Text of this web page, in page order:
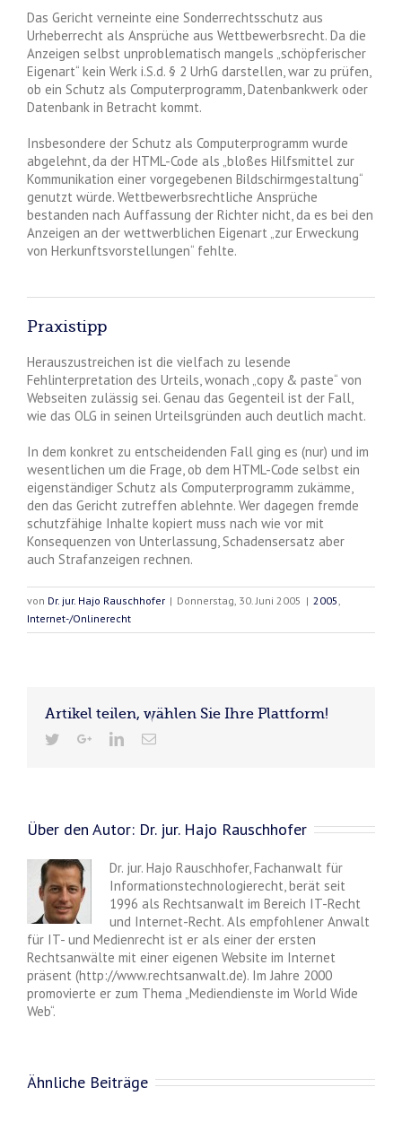
Das Gericht verneinte eine Sonderrechtsschutz aus
Urheberrecht als Ansprüche aus Wettbewerbsrecht. Da die
Anzeigen selbst unproblematisch mangels „schöpferischer
Eigenart“ kein Werk i.S.d. § 2 UrhG darstellen, war zu prüfen,
ob ein Schutz als Computerprogramm, Datenbankwerk oder
Datenbank in Betracht kommt.
Insbesondere der Schutz als Computerprogramm wurde
abgelehnt, da der HTML-Code als „bloßes Hilfsmittel zur
Kommunikation einer vorgegebenen Bildschirmgestaltung“
genutzt würde. Wettbewerbsrechtliche Ansprüche
bestanden nach Auffassung der Richter nicht, da es bei den
Anzeigen an der wettwerblichen Eigenart „zur Erweckung
von Herkunftsvorstellungen“ fehlte.
Praxistipp
Herauszustreichen ist die vielfach zu lesende
Fehlinterpretation des Urteils, wonach „copy & paste“ von
Webseiten zulässig sei. Genau das Gegenteil ist der Fall,
wie das OLG in seinen Urteilsgründen auch deutlich macht.
In dem konkret zu entscheidenden Fall ging es (nur) und im
wesentlichen um die Frage, ob dem HTML-Code selbst ein
eigenständiger Schutz als Computerprogramm zukämme,
den das Gericht zutreffen ablehnte. Wer dagegen fremde
schutzfähige Inhalte kopiert muss nach wie vor mit
Konsequenzen von Unterlassung, Schadensersatz aber
auch Strafanzeigen rechnen.
von Dr. jur. Hajo Rauschhofer | Donnerstag, 30. Juni 2005 | 2005
Internet-/Onlinerecht
Artikel teilen, wählen Sie Ihre Plattform!
Über den Autor: Dr. jur. Hajo Rauschhofer
Dr. jur. Hajo Rauschhofer, Fachanwalt für
Informationstechnologierecht, berät seit
1996 als Rechtsanwalt im Bereich IT-Recht
und Internet-Recht. Als empfohlener Anwalt
für IT- und Medienrecht ist er als einer der ersten
Rechtsanwälte mit einer eigenen Website im Internet
präsent (http://www.rechtsanwalt.de). Im Jahre 2000
promovierte er zum Thema „Mediendienste im World Wide
Web“.
Ähnliche Beiträge